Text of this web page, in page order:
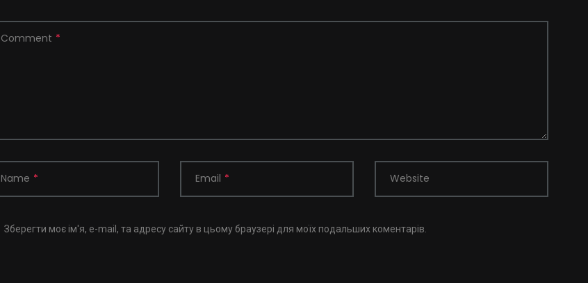
Comment *
Name * Email * Website
Зберегти моє ім'я, e-mail, та адресу сайту в цьому браузері для моїх подальших коментарів.